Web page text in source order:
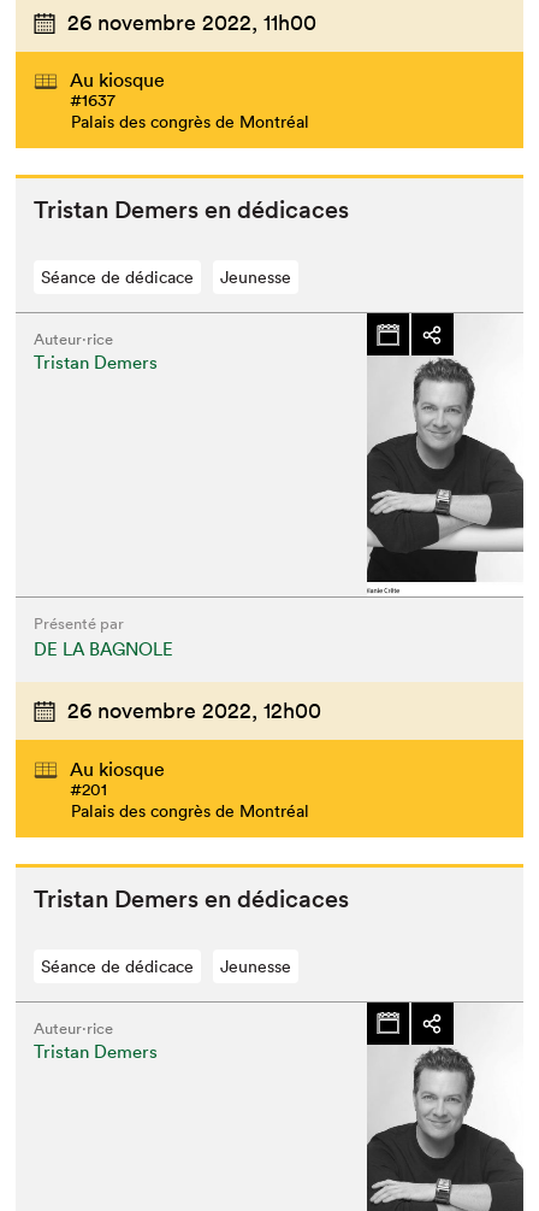
26 novembre 2022, 11h00
Au kiosque
#1637
Palais des congrès de Montréal
Tris­tan Demers en dédicaces
Séance de dédicace Jeunesse
Auteur·rice
Tristan Demers
Présenté par
DE LA BAGNOLE
26 novembre 2022, 12h00
Au kiosque
#201
Palais des congrès de Montréal
Tris­tan Demers en dédicaces
Séance de dédicace Jeunesse
Auteur·rice
Tristan Demers